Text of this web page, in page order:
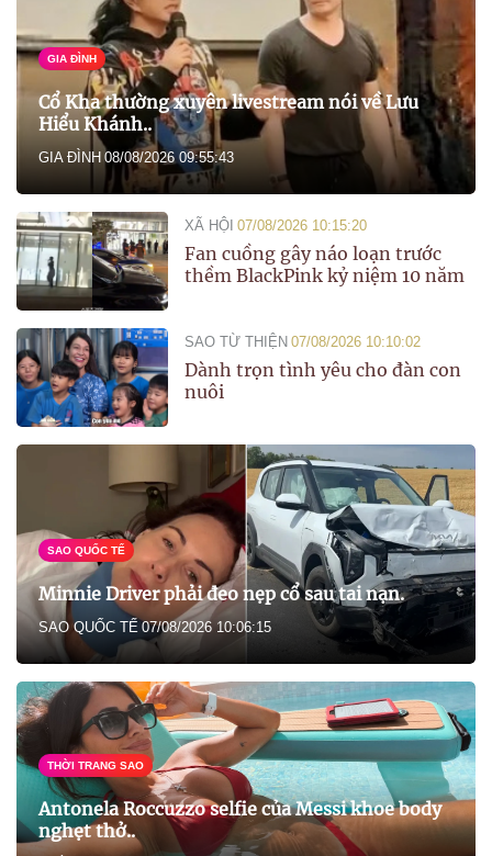
GIA ĐÌNH
Cổ Kha thường xuyên livestream nói về Lưu
Hiểu Khánh..
GIA ĐÌNH 08/08/2026 09:55:43
XÃ HỘI 07/08/2026 10:15:20
Fan cuồng gây náo loạn trước
thềm BlackPink kỷ niệm 10 năm
SAO TỪ THIỆN 07/08/2026 10:10:02
Dành trọn tình yêu cho đàn con
nuôi
SAO QUỐC TẾ
Minnie Driver phải đeo nẹp cổ sau tai nạn.
SAO QUỐC TẾ 07/08/2026 10:06:15
THỜI TRANG SAO
Antonela Roccuzzo selfie của Messi khoe body
nghẹt thở..